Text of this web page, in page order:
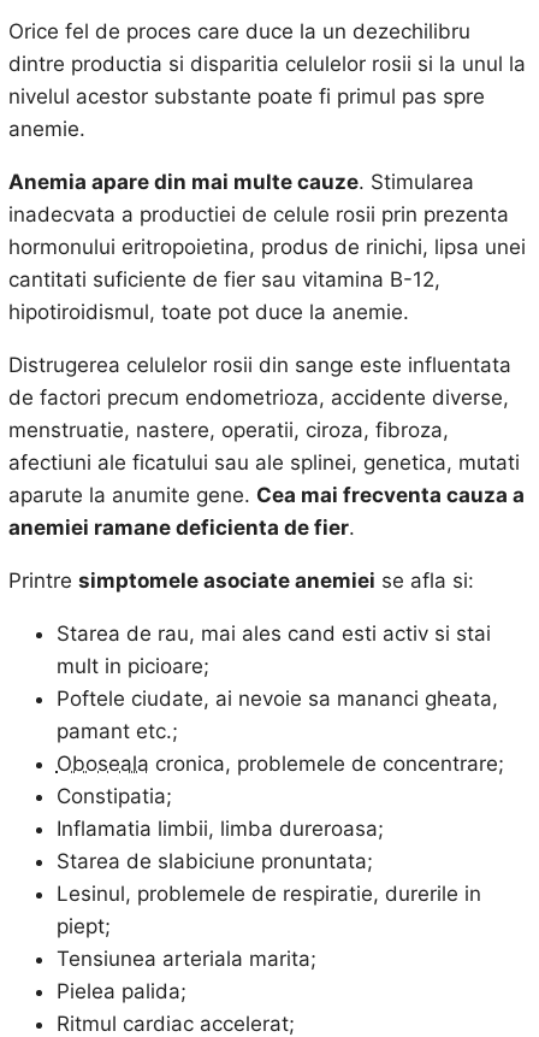
Orice fel de proces care duce la un dezechilibru
dintre productia si disparitia celulelor rosii si la unul la
nivelul acestor substante poate fi primul pas spre
anemie.
Anemia apare din mai multe cauze. Stimularea
inadecvata a productiei de celule rosii prin prezenta
hormonului eritropoietina, produs de rinichi, lipsa unei
cantitati suficiente de fier sau vitamina B-12,
hipotiroidismul, toate pot duce la anemie.
Distrugerea celulelor rosii din sange este influentata
de factori precum endometrioza, accidente diverse,
menstruatie, nastere, operatii, ciroza, fibroza,
afectiuni ale ficatului sau ale splinei, genetica, mutati
aparute la anumite gene. Cea mai frecventa cauza a
anemiei ramane deficienta de fier.
Printre simptomele asociate anemiei se afla si:
Starea de rau, mai ales cand esti activ si stai
mult in picioare;
Poftele ciudate, ai nevoie sa mananci gheata,
pamant etc.;
Oboseala cronica, problemele de concentrare;
Constipatia;
Inflamatia limbii, limba dureroasa;
Starea de slabiciune pronuntata;
Lesinul, problemele de respiratie, durerile in
piept;
Tensiunea arteriala marita;
Pielea palida;
Ritmul cardiac accelerat;